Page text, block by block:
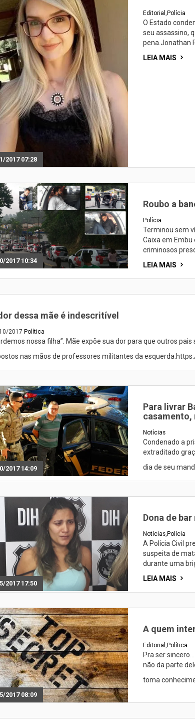
2017 07:28
Editorial Polícia
O Estado
seu assassino,
pena.Jonathan
LEIA MAIS
2017 10:34
Roubo a
Polícia
Terminou sem
Caixa em
criminosos
LEIA MAIS
dessa mãe é indescritível
2017 Política
nossa filha”. Mãe expõe sua dor para que outros
nas mãos de professores militantes da
2017 14:09
Para livrar
casamento,
Notícias
Condenado a
extraditado
dia de seu
2017 17:50
Dona de
Notícias, Polícia
A Polícia Civil
suspeita de
durante uma
LEIA MAIS
2017 08:09
A quem
Editorial , Política
Pra ser
não da parte
toma